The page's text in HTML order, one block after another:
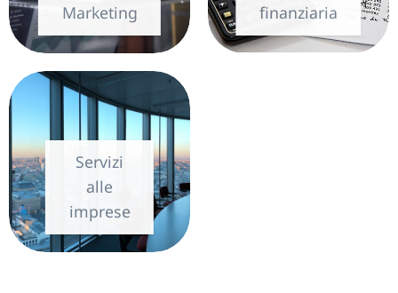
Marketing
finanziaria
Servizi
alle
imprese